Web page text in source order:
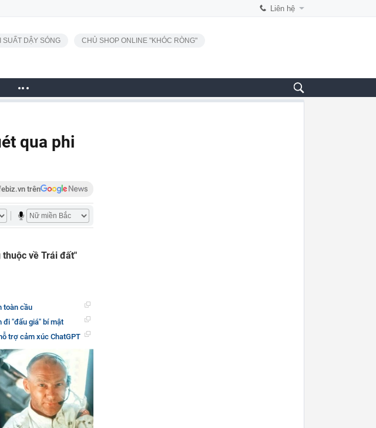
Liên hệ
SUẤT DẬY SÓNG CHỦ SHOP ONLINE "KHÓC RÒNG"
qua phi
trên
về Trái đất"
toàn cầu
đi "đấu giá" bí mật
trợ cảm xúc ChatGPT